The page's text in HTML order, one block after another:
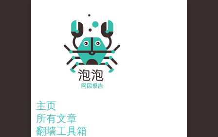
主页
所有文章
翻墙工具箱